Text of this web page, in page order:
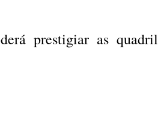
prestigiar as